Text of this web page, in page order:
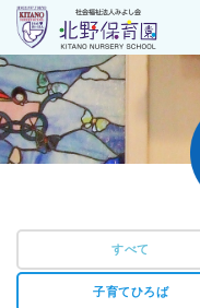
社会福祉法人み
すべて
子育てひろば